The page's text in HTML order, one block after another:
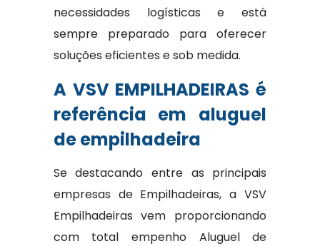
necessidades logísticas e está
sempre preparado para oferecer
soluções eficientes e sob medida.
A VSV EMPILHADEIRAS é
referência em aluguel
de empilhadeira
Se destacando entre as principais
empresas de Empilhadeiras, a VSV
Empilhadeiras vem proporcionando
com total empenho Aluguel de